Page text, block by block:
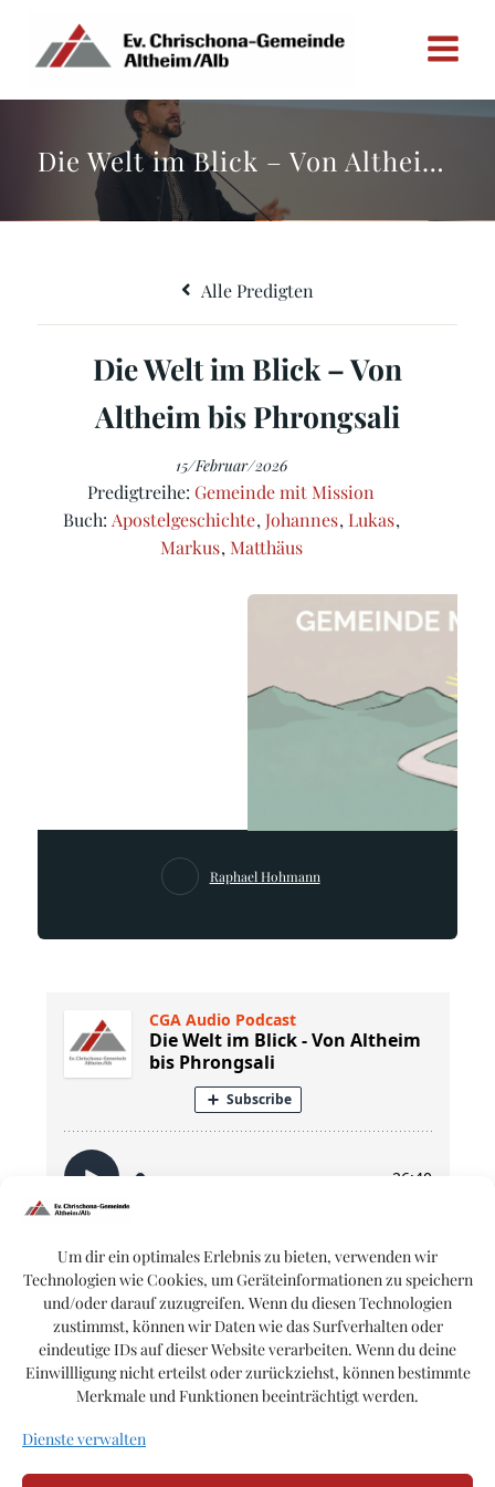
Um dir ein optimales Erlebnis zu bieten, verwenden wir
Technologien wie Cookies, um Geräteinformationen zu speichern
und/oder darauf zuzugreifen. Wenn du diesen Technologien
zustimmst, können wir Daten wie das Surfverhalten oder
eindeutige IDs auf dieser Website verarbeiten. Wenn du deine
Einwillligung nicht erteilst oder zurückziehst, können bestimmte
Merkmale und Funktionen beeinträchtigt werden.
Dienste verwalten
Inhalt
Die Welt im Blick – Von Altheim bis Phrongsali
Alle Predigten
Die Welt im Blick – Von
Altheim bis Phrongsali
15/Februar/2026
Predigtreihe:Gemeinde mit Mission
Buch: Apostelgeschichte,Johannes, Lukas,
Markus, Matthäus
Raphael Hohmann
Bibel: Matthäus 28,18-20; Markus 16,15-18; Lukas 24,45-49;